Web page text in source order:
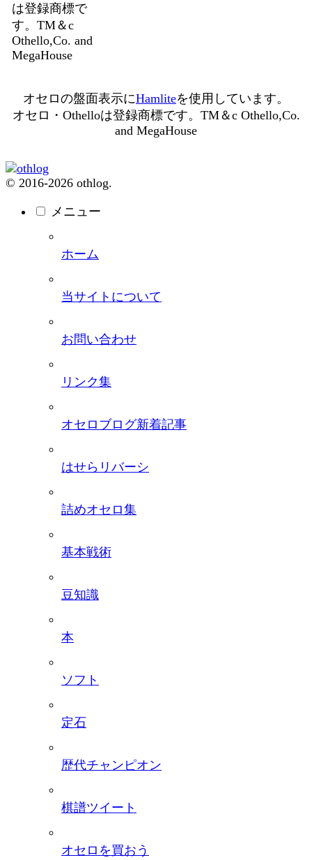
は登録商標で
す。TM＆c
Othello,Co. and
MegaHouse
オセロの盤面表示にHamliteを使用しています。
オセロ・Othelloは登録商標です。TM＆c Othello,Co.
and MegaHouse
© 2016-2026 othlog.
メニュー
ホーム
当サイトについて
お問い合わせ
リンク集
オセロブログ新着記事
はせらリバーシ
詰めオセロ集
基本戦術
豆知識
本
ソフト
定石
歴代チャンピオン
棋譜ツイート
オセロを買おう